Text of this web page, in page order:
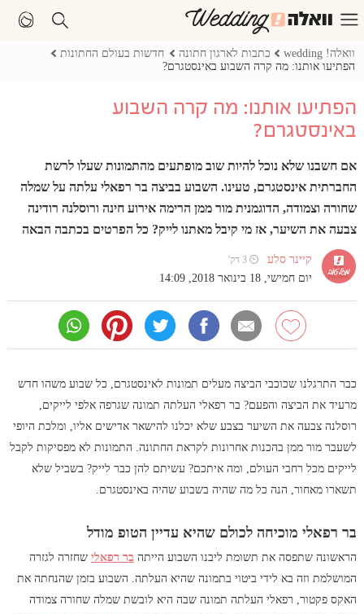
וואלה! wedding כתבות לארגון חתונה
חדשות בעולם החתונות
הפתיעו אותנו: מה קרה השבוע באינסטגרם?
הפתיעו אותנו: מה קרה השבוע
באינסטגרם?
אם חשבנו שלא נוכל להיות שוב מופתעים מהתמונות שעלו לרשת
החברתית אינסטגרם, טעינו. השבוע בביצה בר רפאלי עלתה על שמלה
שחורה וצמודה, הדוגמנית מור ממן הרימה אירוע חינה ורוסלנה רודינה
צבעה את השיער, אז מי קיבל מאתנו לייק? כל הפרטים בכתבה הבאה
קיינר סלע ⏲ 3 דק'
יום חמישי, 18 בינואר 2018, 14:09
כבר התרגלנו שכוכבי הביצה מעלים תמונות לאינסטגרם, כל שבוע משהו חדש
מרעיד את הביצה והפעם? בר רפאלי העלתה תמונה שגרפה אלפי לייקים,
רוסלנה צבעה את השיער בצבע שלא יכלנו להישאר אדישים אליו, ומלכת היופי
לשעבר מור ממן בהכנות אחרונות לקראת החתונה. התמונות לא מפסיקות לקבל
לייקים מכל רחבי העולם, ומה איתכם? עשיתם להן כבר לייק? בשביל שלא
תשארו מאחור, הנה כל מה שהיה בשבוע שהיה באינסטגרם.
בר רפאלי מוכיחה לכולם שהיא עדיין הטופ מודל
הראשונה שתפסה את תשומת ליבנו השבוע הייתה בר רפאלישחזרה לגזרה
המושלמת וזה בא לידי ביטוי בתמונה שהיא העלתה. השבוע בזמן שהנחתה את
האקס פקטור, רפאלי העלתה תמונה שבה היא לובשת שמלה שחורה צמודה